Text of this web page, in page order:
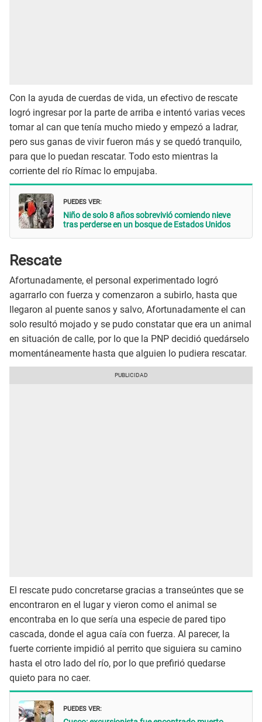
Con la ayuda de cuerdas de vida, un efectivo de rescate
logró ingresar por la parte de arriba e intentó varias veces
tomar al can que tenía mucho miedo y empezó a ladrar,
pero sus ganas de vivir fueron más y se quedó tranquilo,
para que lo puedan rescatar. Todo esto mientras la
corriente del río Rímac lo empujaba.
PUEDES VER:
Niño de solo 8 años sobrevivió comiendo nieve
tras perderse en un bosque de Estados Unidos
Rescate
Afortunadamente, el personal experimentado logró
agarrarlo con fuerza y comenzaron a subirlo, hasta que
llegaron al puente sanos y salvo, Afortunadamente el can
solo resultó mojado y se pudo constatar que era un animal
en situación de calle, por lo que la PNP decidió quedárselo
momentáneamente hasta que alguien lo pudiera rescatar.
El rescate pudo concretarse gracias a transeúntes que se
encontraron en el lugar y vieron como el animal se
encontraba en lo que sería una especie de pared tipo
cascada, donde el agua caía con fuerza. Al parecer, la
fuerte corriente impidió al perrito que siguiera su camino
hasta el otro lado del río, por lo que prefirió quedarse
quieto para no caer.
PUEDES VER: